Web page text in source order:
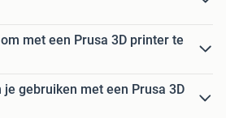
met een Prusa 3D printer te
gebruiken met een Prusa 3D